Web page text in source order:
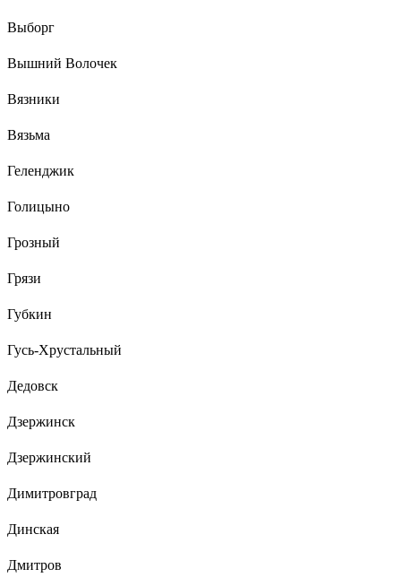
Выборг
Вышний Волочек
Вязники
Вязьма
Геленджик
Голицыно
Грозный
Грязи
Губкин
Гусь-Хрустальный
Дедовск
Дзержинск
Дзержинский
Димитровград
Динская
Дмитров